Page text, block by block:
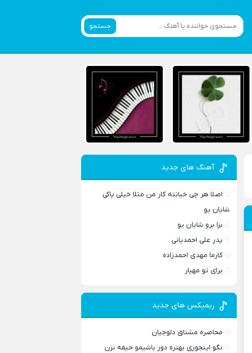
جستجو
آهنگ های جدید
اصلا هر چی خیانته کار من مثلا خیلی پاکی
شایان یو
بزا برو شایان یو
پدر علی احمدیانی
کارما مهدی احمدزاده
برای تو مهیار
ریمیکس های جدید
محاصره مشتاق دلوجیان
نگو اینجوری بهتره دور باشیمو حیفه نزن